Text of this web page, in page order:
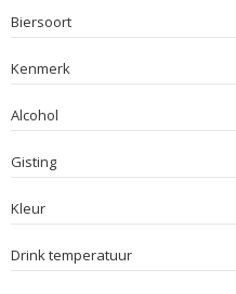
Biersoort
Kenmerk
Alcohol
Gisting
Kleur
Drink temperatuur